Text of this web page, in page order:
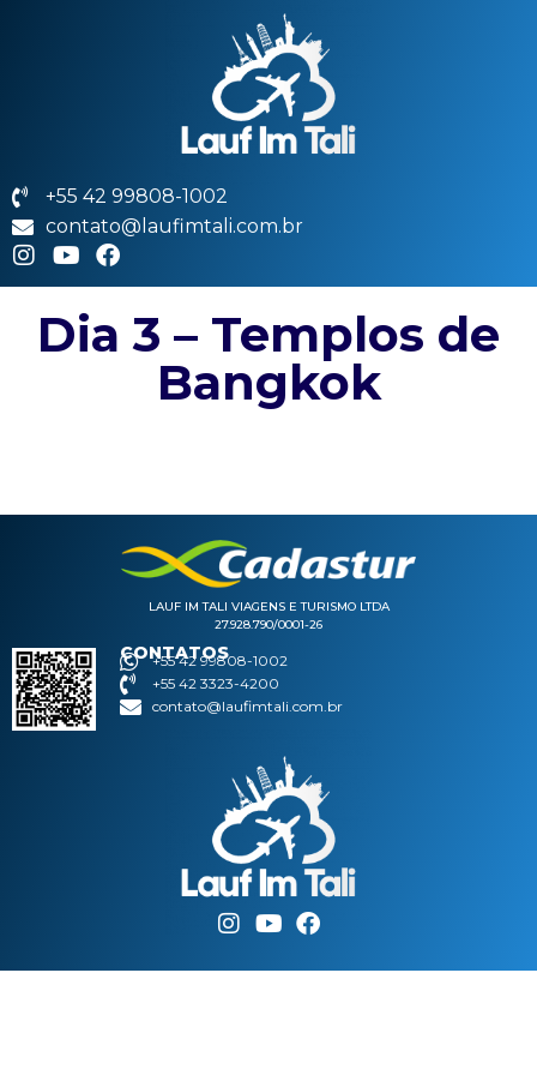
+55 42 99808-1002
contato@laufimtali.com.br
Dia 3 – Templos de
Bangkok
LAUF IM TALI VIAGENS E TURISMO LTDA
27.928.790/0001-26
CONTATOS
+55 42 99808-1002
+55 42 3323-4200
contato@laufimtali.com.br